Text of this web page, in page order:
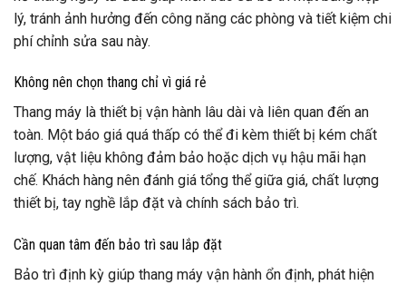
lý, tránh ảnh hưởng đến công năng các phòng và tiết kiệm chi
phí chỉnh sửa sau này.
Không nên chọn thang chỉ vì giá rẻ
Thang máy là thiết bị vận hành lâu dài và liên quan đến an
toàn. Một báo giá quá thấp có thể đi kèm thiết bị kém chất
lượng, vật liệu không đảm bảo hoặc dịch vụ hậu mãi hạn
chế. Khách hàng nên đánh giá tổng thể giữa giá, chất lượng
thiết bị, tay nghề lắp đặt và chính sách bảo trì.
Cần quan tâm đến bảo trì sau lắp đặt
Bảo trì định kỳ giúp thang máy vận hành ổn định, phát hiện